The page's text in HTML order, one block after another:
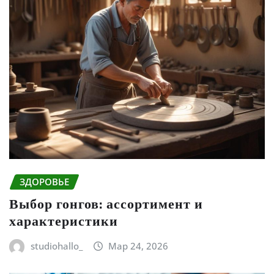
ЗДОРОВЬЕ
Выбор гонгов: ассортимент и
характеристики
studiohallo_ Мар 24, 2026